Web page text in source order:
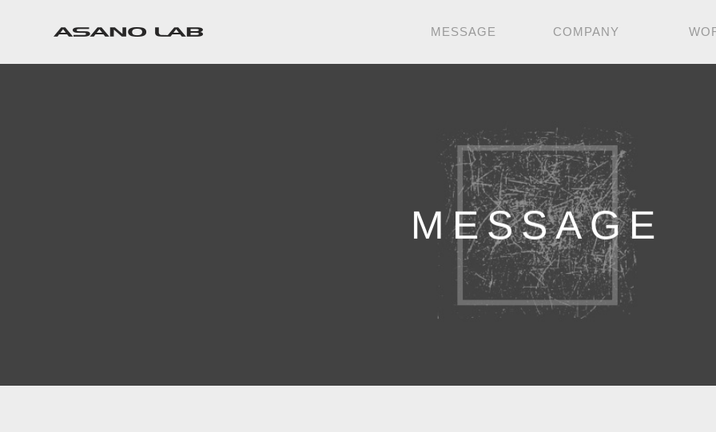
MESSAGE COMPANY
MESSAGE